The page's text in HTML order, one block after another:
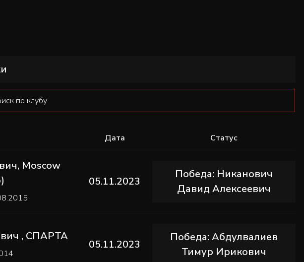
Дата Статус
, Moscow
05.11.2023
Победа: Никанович
Давид Алексеевич
, СПАРТА
05.11.2023
Победа: Абдулвалиев
Тимур Ирикович